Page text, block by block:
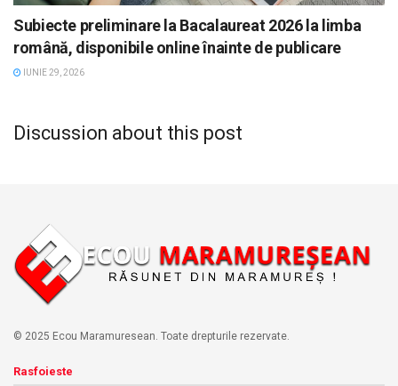
Subiecte preliminare la Bacalaureat 2026 la limba
română, disponibile online înainte de publicare
IUNIE 29, 2026
Discussion about this post
© 2025 Ecou Maramuresean. Toate drepturile rezervate.
Rasfoieste